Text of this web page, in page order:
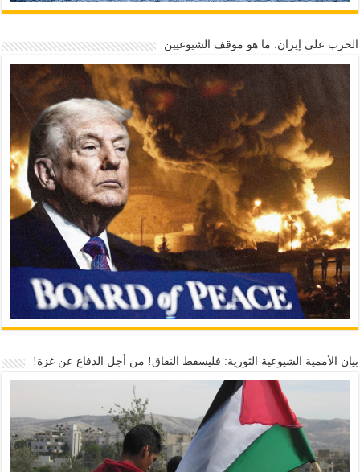
الحرب على إيران: ما هو موقف الشيوعيين
بيان الأممية الشيوعية الثورية: فليسقط النفاق! من أجل الدفاع عن غزة!